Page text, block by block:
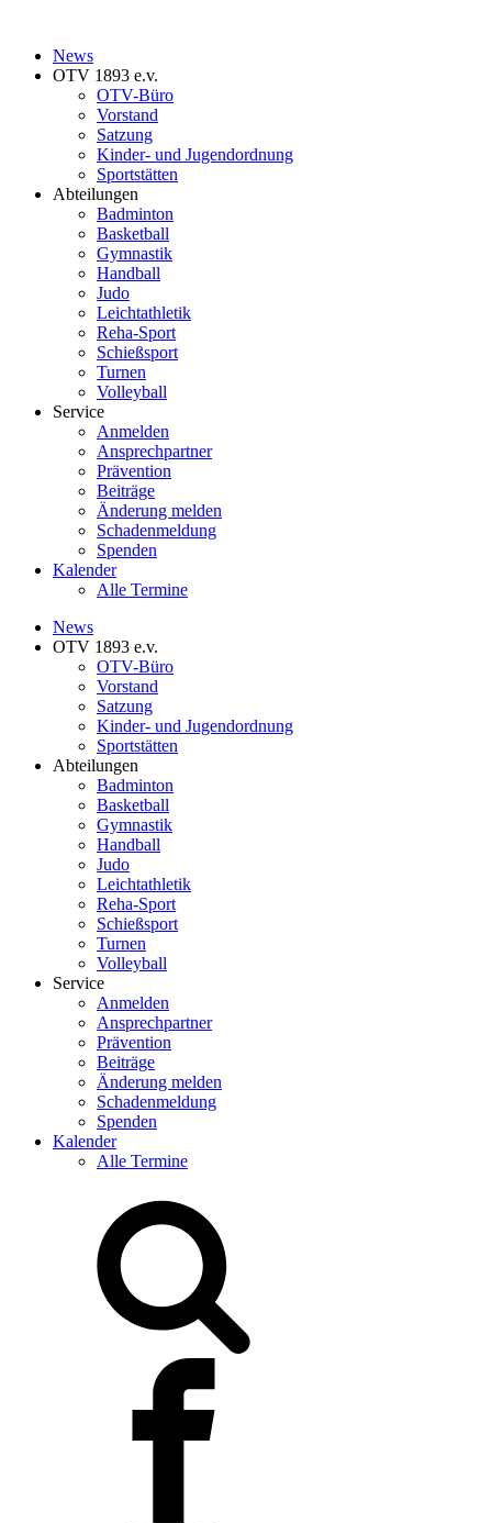
News
OTV 1893 e.v.
OTV-Büro
Vorstand
Satzung
Kinder- und Jugendordnung
Sportstätten
Abteilungen
Badminton
Basketball
Gymnastik
Handball
Judo
Leichtathletik
Reha-Sport
Schießsport
Turnen
Volleyball
Service
Anmelden
Ansprechpartner
Prävention
Beiträge
Änderung melden
Schadenmeldung
Spenden
Kalender
Alle Termine
News
OTV 1893 e.v.
OTV-Büro
Vorstand
Satzung
Kinder- und Jugendordnung
Sportstätten
Abteilungen
Badminton
Basketball
Gymnastik
Handball
Judo
Leichtathletik
Reha-Sport
Schießsport
Turnen
Volleyball
Service
Anmelden
Ansprechpartner
Prävention
Beiträge
Änderung melden
Schadenmeldung
Spenden
Kalender
Alle Termine